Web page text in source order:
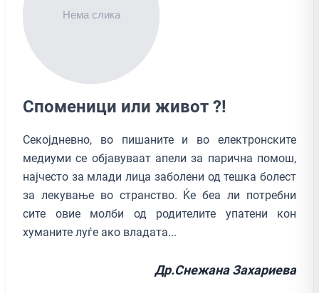
Споменици или живот ?!
Секојдневно, во пишаните и во електронските
медиуми се објавуваат апели за парична помош,
најчесто за млади лица заболени од тешка болест
за лекување во странство. Ќе беа ли потребни
сите овие молби од родителите упатени кон
хуманите луѓе ако владата...
Др.Снежана Захариева